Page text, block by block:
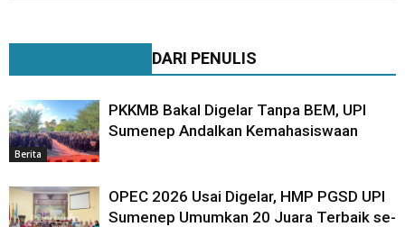
DARI PENULIS
Berita
PKKMB Bakal Digelar Tanpa BEM, UPI
Sumenep Andalkan Kemahasiswaan
OPEC 2026 Usai Digelar, HMP PGSD UPI
Sumenep Umumkan 20 Juara Terbaik se-